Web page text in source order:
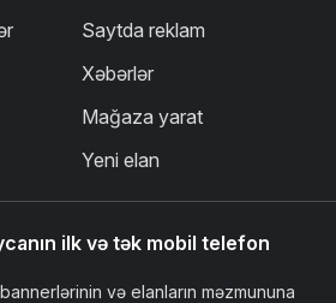
Saytda reklam
Xəbərlər
Mağaza yarat
Yeni elan
ilk və tək mobil telefon
və elanların məzmununa